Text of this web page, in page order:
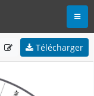
Télécharger